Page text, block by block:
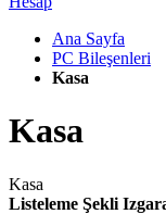
Ana Sayfa
PC Bileşenleri
Kasa
Kasa
Kasa
Listeleme Şekli